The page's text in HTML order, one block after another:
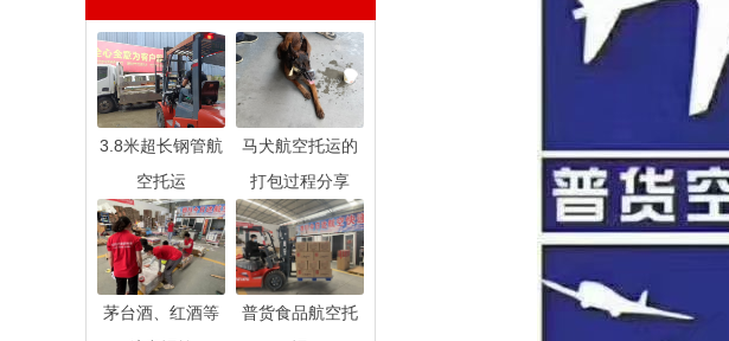
3.8米超长钢管航
空托运
马犬航空托运的
打包过程分享
茅台酒、红酒等
普货食品航空托